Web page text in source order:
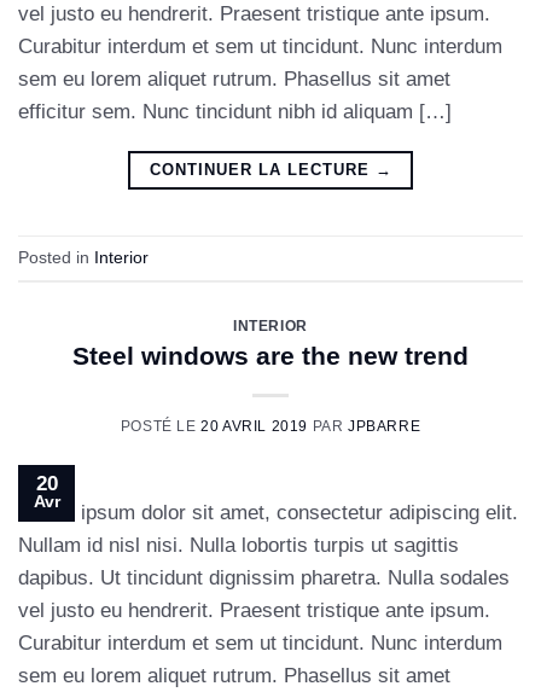
vel justo eu hendrerit. Praesent tristique ante ipsum.
Curabitur interdum et sem ut tincidunt. Nunc interdum
sem eu lorem aliquet rutrum. Phasellus sit amet
efficitur sem. Nunc tincidunt nibh id aliquam […]
CONTINUER LA LECTURE →
Posted in Interior
INTERIOR
Steel windows are the new trend
POSTÉ LE20 AVRIL 2019 PAR JPBARRE
20
Avr
Lorem ipsum dolor sit amet, consectetur adipiscing elit.
Nullam id nisl nisi. Nulla lobortis turpis ut sagittis
dapibus. Ut tincidunt dignissim pharetra. Nulla sodales
vel justo eu hendrerit. Praesent tristique ante ipsum.
Curabitur interdum et sem ut tincidunt. Nunc interdum
sem eu lorem aliquet rutrum. Phasellus sit amet